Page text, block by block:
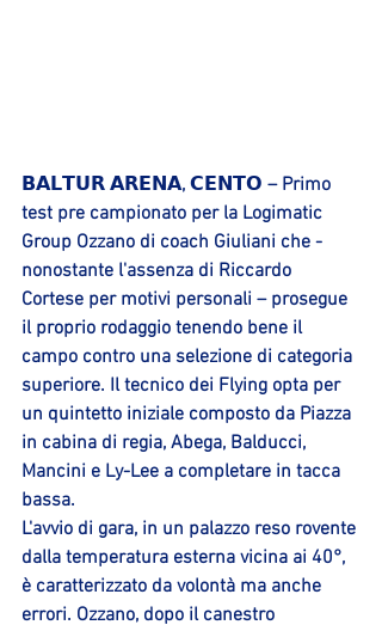
𝗕𝗔𝗟𝗧𝗨𝗥 𝗔𝗥𝗘𝗡𝗔, 𝗖𝗘𝗡𝗧𝗢 – Primo
test pre campionato per la Logimatic
Group Ozzano di coach Giuliani che -
nonostante l'assenza di Riccardo
Cortese per motivi personali – prosegue
il proprio rodaggio tenendo bene il
campo contro una selezione di categoria
superiore. Il tecnico dei Flying opta per
un quintetto iniziale composto da Piazza
in cabina di regia, Abega, Balducci,
Mancini e Ly-Lee a completare in tacca
bassa.
L'avvio di gara, in un palazzo reso rovente
dalla temperatura esterna vicina ai 40°,
è caratterizzato da volontà ma anche
errori. Ozzano, dopo il canestro